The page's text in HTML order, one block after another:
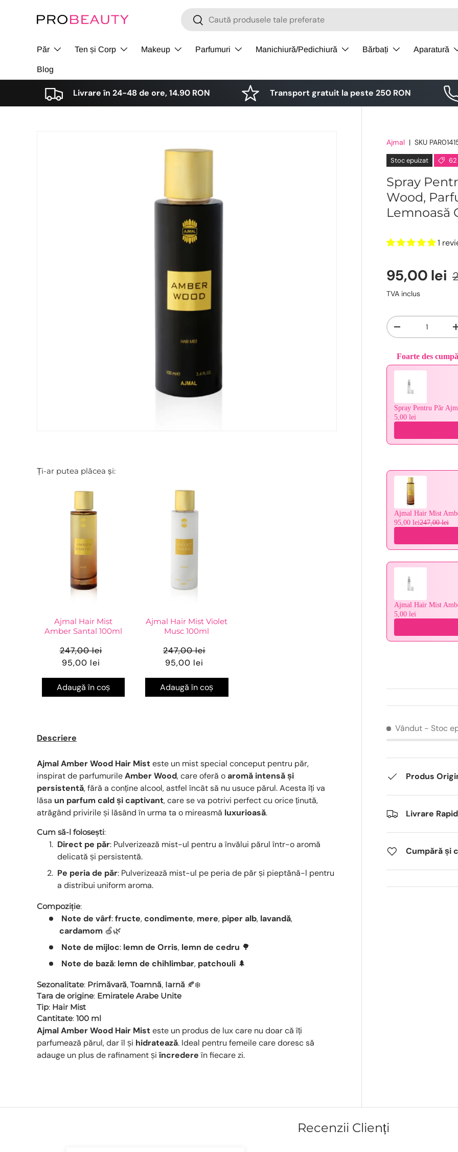
Sari la conținut
Cǎutare
Cǎutare
Păr Ten și Corp Makeup Parfumuri Manichiură/Pedichiură Bărbați Aparatură
Blog
Livrare în 24-48 de ore, 14.90 RON Transport gratuit la peste 250 RON
Ajmal | SKU
Stoc epuizat 62
Spray
Wood,
Lemnoasă
1
95,00 lei
TVA inclus
Cantitate
-
Foarte des
Use the Previous
Spray Pentru Păr
5,00 lei
Ajmal Hair Mist
95,00 lei247,00 lei
Ajmal Hair Mist
5,00 lei
Vândut - Stoc
Produs
Livrare
Cumpără și
Ți-ar putea plăcea și:
Ajmal Hair Mist
Amber Santal 100ml
247,00 lei
95,00 lei
Adaugă în coș
Ajmal Hair Mist Violet
Musc 100ml
247,00 lei
95,00 lei
Adaugă în coș
Descriere
Ajmal Amber Wood Hair Misteste un mist special conceput pentru păr,
inspirat de parfumurileAmber Wood, care oferă oaromă intensă și
persistentă, fără a conține alcool, astfel încât să nu usuce părul. Acesta îți va
lăsa un parfum cald și captivant, care se va potrivi perfect cu orice ținută,
atrăgând privirile și lăsând în urma ta o mireasmă luxurioasă.
Cum să-l folosești:
Direct pe păr: Pulverizează mist-ul pentru a învălui părul într-o aromă
delicată și persistentă.
Pe peria de păr: Pulverizează mist-ul pe peria de păr și pieptănă-l pentru
a distribui uniform aroma.
Compoziție:
Note de vârf:fructe,condimente, mere, piper alb, lavandă,
cardamom 🍏🌿
Note de mijloc: lemn de Orris, lemn de cedru 🌳
Note de bază: lemn de chihlimbar, patchouli 🌲
Sezonalitate: Primăvară, Toamnă, Iarnă 🍂❄️
Tara de origine: Emiratele Arabe Unite
Tip: Hair Mist
Cantitate: 100 ml
Ajmal Amber Wood Hair Misteste un produs de lux care nu doar că îți
parfumează părul, dar îl și hidratează. Ideal pentru femeile care doresc să
adauge un plus de rafinament șiîncredereîn fiecare zi.
Recenzii Clienți